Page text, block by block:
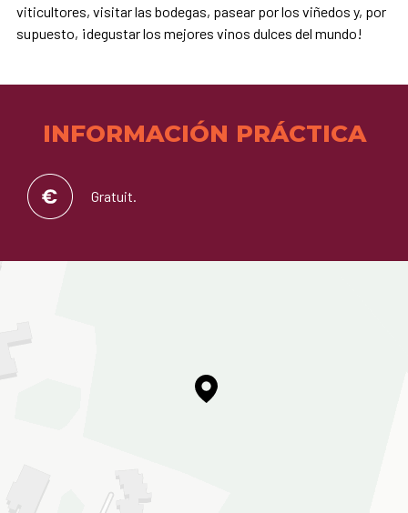
viticultores, visitar las bodegas, pasear por los viñedos y, por
supuesto, ¡degustar los mejores vinos dulces del mundo!
INFORMACIÓN PRÁCTICA
Gratuit.